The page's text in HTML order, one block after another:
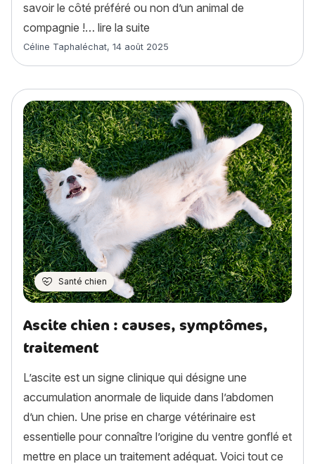
savoir le côté préféré ou non d’un animal de
compagnie !… lire la suite
Article rédigé par
Céline Taphaléchat, 14 août 2025
Santé chien
Ascite chien : causes, symptômes,
traitement
L’ascite est un signe clinique qui désigne une
accumulation anormale de liquide dans l’abdomen
d’un chien. Une prise en charge vétérinaire est
essentielle pour connaître l’origine du ventre gonflé et
mettre en place un traitement adéquat. Voici tout ce